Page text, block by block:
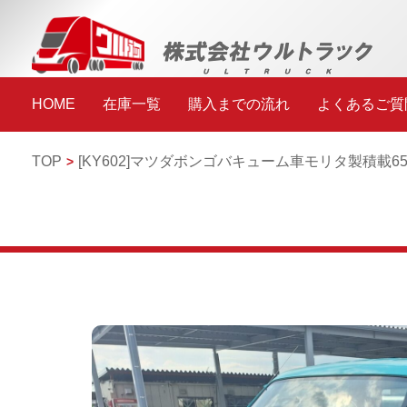
HOME 在庫一覧 購入までの流れ よくあるご
TOP [KY602]マツダボンゴバキューム車モリタ製積載